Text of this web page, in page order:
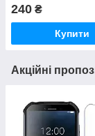
240 ₴
Купити
Акційні